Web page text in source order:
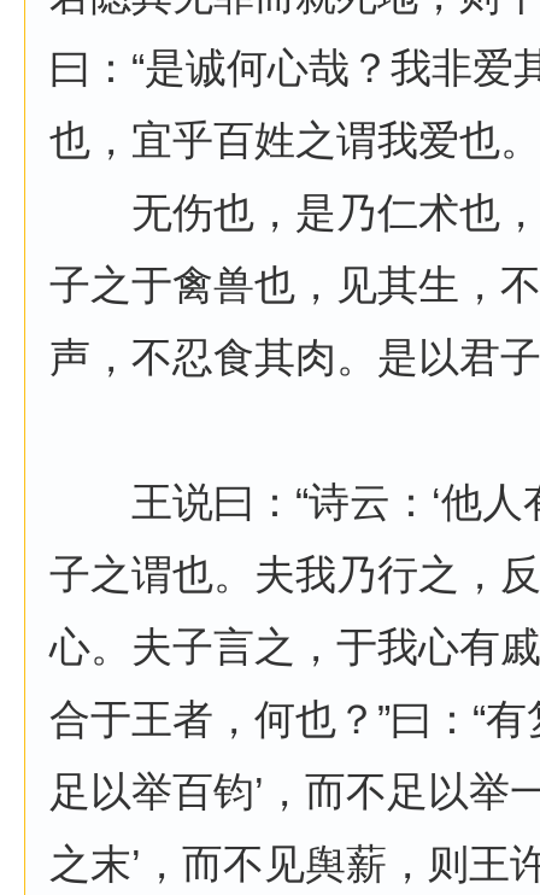
曰：“是诚何心哉？我非爱
也，宜乎百姓之谓我爱也
无伤也，是乃仁术也，
子之于禽兽也，见其生，
声，不忍食其肉。是以君
王说曰：“诗云：‘他人
子之谓也。夫我乃行之，
心。夫子言之，于我心有
合于王者，何也？”曰：“
足以举百钧’，而不足以举
之末’，而不见舆薪，则王